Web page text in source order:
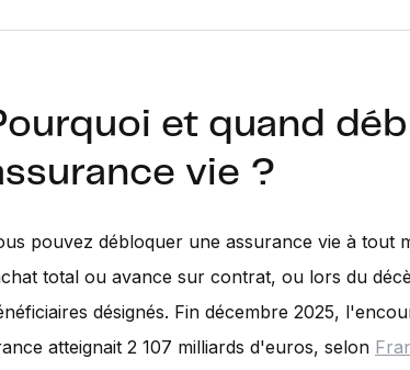
et quand
vie ?
pouvez débloquer une assurance vie à tout
total ou avance sur contrat, ou lors du
désignés. Fin décembre 2025,
atteignait 2 107 milliards d'euros, selon